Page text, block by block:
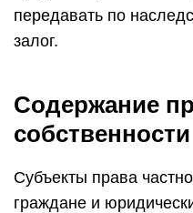
передавать по
залог.
Содержание
собственности
Субъекты права
граждане и